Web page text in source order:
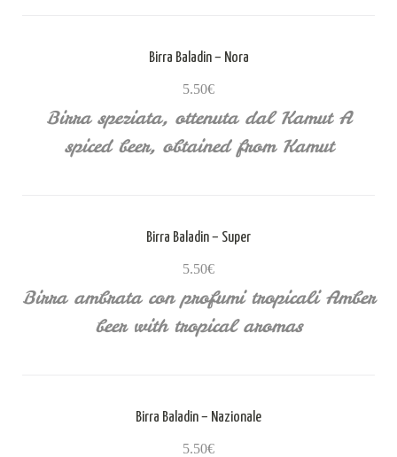
Birra Baladin – Nora
5.50€
Birra speziata, ottenuta dal Kamut A
spiced beer, obtained from Kamut
Birra Baladin – Super
5.50€
Birra ambrata con profumi tropicali Amber
beer with tropical aromas
Birra Baladin – Nazionale
5.50€